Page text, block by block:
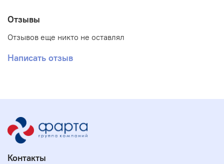
Отзывы
Отзывов еще никто не оставлял
Написать отзыв
Контакты